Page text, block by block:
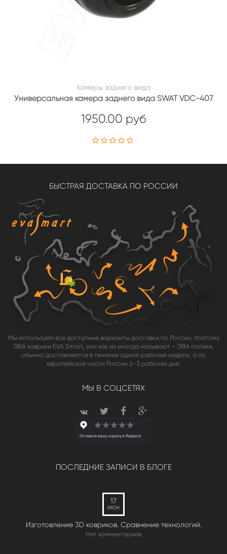
Камеры заднего вида
Универсальная камера заднего вида SWAT VDC-407
1950.00 руб
БЫСТРАЯ ДОСТАВКА ПО РОССИИ
Мы используем все доступные варианты доставки по России, поэтому
ЭВА коврики EVA Smart, или как их иногда называют - ЭВА полики,
обычно доставляются в течение одной рабочей недели, а по
европейской части России 2-3 рабочих дня.
МЫ В СОЦСЕТЯХ
ПОСЛЕДНИЕ ЗАПИСИ В БЛОГЕ
17
ИЮН
Изготовление 3D ковриков. Сравнение технологий.
Нет комментариев